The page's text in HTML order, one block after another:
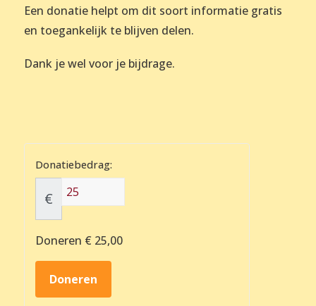
Een donatie helpt om dit soort informatie gratis
en toegankelijk te blijven delen.
Dank je wel voor je bijdrage.
Donatiebedrag:
€
Doneren € 25,00
Doneren